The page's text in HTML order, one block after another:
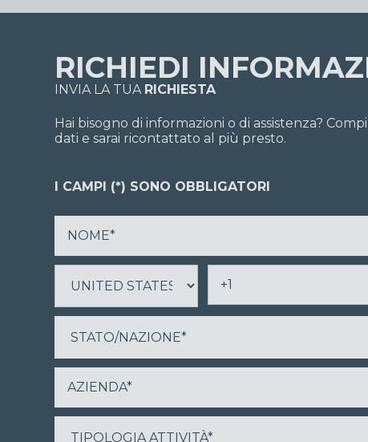
RICHIEDI
INVIA LA TUA RICHIESTA
Hai bisogno di informazioni o di assistenza?
dati e sarai ricontattato al più presto.
I CAMPI (*) SONO OBBLIGATORI